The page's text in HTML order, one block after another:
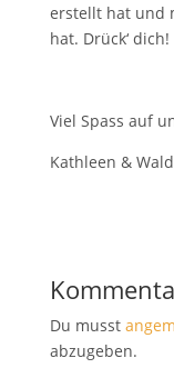
erstellt hat und
hat. Drück‘ dich!
Viel Spass auf
Kathleen &
Du musst
abzugeben.